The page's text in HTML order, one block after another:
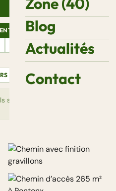
Blog
Actualités
Contact
ASSAINISSEMENT
DÉMOLITION
VRD
VIDÉOS AUTRE
sur ce sujet ?
Raccordement maison neuve
Chemin avec finition
gravillons